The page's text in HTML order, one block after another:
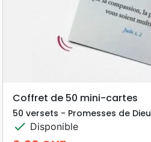
Coffret de 50 mini-cartes
50 versets - Promesses de Dieu
check Disponible